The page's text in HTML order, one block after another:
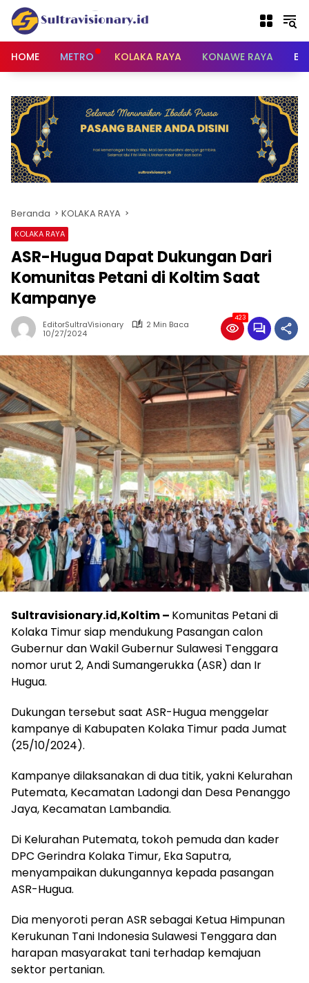
Langsung
konten
HOME
METRO KOLAKA RAYA KONAWE RAYA
Beranda KOLAKA RAYA
KOLAKA RAYA
ASR-Hugua Dapat Dukungan Dari
Komunitas Petani di Koltim Saat
Kampanye
EditorSultraVisionary
2 Min Baca
10/27/2024
423
Sultravisionary.id,Koltim – Komunitas Petani di
Kolaka Timur siap mendukung Pasangan calon
Gubernur dan Wakil Gubernur Sulawesi Tenggara
nomor urut 2, Andi Sumangerukka (ASR) dan Ir
Hugua.
Dukungan tersebut saat ASR-Hugua menggelar
kampanye di Kabupaten Kolaka Timur pada Jumat
(25/10/2024).
Kampanye dilaksanakan di dua titik, yakni Kelurahan
Putemata, Kecamatan Ladongi dan Desa Penanggo
Jaya, Kecamatan Lambandia.
Di Kelurahan Putemata, tokoh pemuda dan kader
DPC Gerindra Kolaka Timur, Eka Saputra,
menyampaikan dukungannya kepada pasangan
ASR-Hugua.
Dia menyoroti peran ASR sebagai Ketua Himpunan
Kerukunan Tani Indonesia Sulawesi Tenggara dan
harapan masyarakat tani terhadap kemajuan
sektor pertanian.